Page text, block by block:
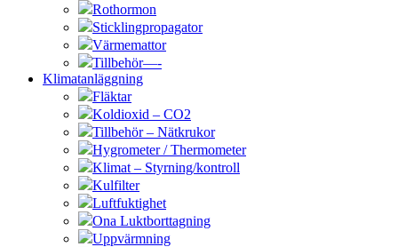
Rothormon
Sticklingpropagator
Värmemattor
Tillbehör—-
Klimatanläggning
Fläktar
Koldioxid – CO2
Tillbehör – Nätkrukor
Hygrometer / Thermometer
Klimat – Styrning/kontroll
Kulfilter
Luftfuktighet
Ona Luktborttagning
Uppvärmning